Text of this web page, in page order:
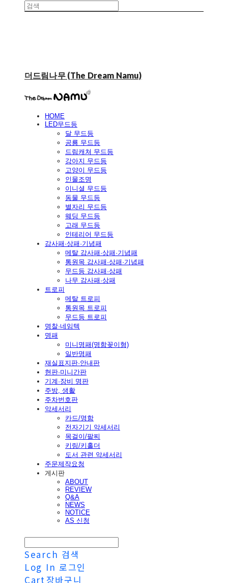
더드림나무 (The Dream Namu)
HOME
LED무드등
달 무드등
공룡 무드등
드림캐쳐 무드등
강아지 무드등
고양이 무드등
인물조명
이니셜 무드등
동물 무드등
별자리 무드등
웨딩 무드등
고래 무드등
인테리어 무드등
감사패·상패·기념패
메탈 감사패·상패·기념패
통원목 감사패·상패·기념패
무드등 감사패·상패
나무 감사패·상패
트로피
메탈 트로피
통원목 트로피
무드등 트로피
명찰·네임텍
명패
미니명패(명함꽂이형)
일반명패
재실표지판·안내판
현판·미니간판
기계·장비 명판
주방, 생활
주차번호판
악세서리
카드/명함
전자기기 악세서리
목걸이/팔찌
키링/키홀더
도서 관련 악세서리
주문제작요청
게시판
ABOUT
REVIEW
Q&A
NEWS
NOTICE
AS 신청
Search 검색
Log In 로그인
Cart 장바구니